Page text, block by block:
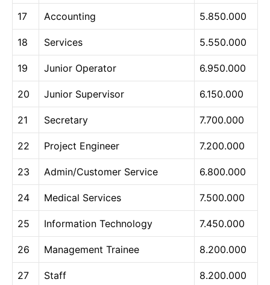
17 Accounting 5.850.000
18 Services 5.550.000
19 Junior Operator 6.950.000
20 Junior Supervisor 6.150.000
21 Secretary 7.700.000
22 Project Engineer 7.200.000
23 Admin/Customer Service 6.800.000
24 Medical Services 7.500.000
25 Information Technology 7.450.000
26 Management Trainee 8.200.000
27 Staff 8.200.000